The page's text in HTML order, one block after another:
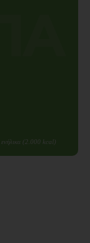
ενήλικα (2.000 kcal)